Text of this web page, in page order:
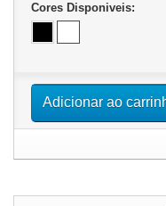
Cores Disponiveis:
Adicionar ao